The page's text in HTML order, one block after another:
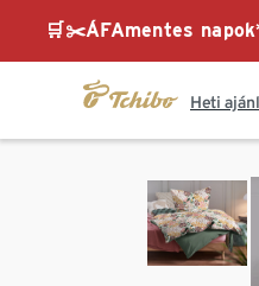
🛒✂️ÁFAmentes
Heti